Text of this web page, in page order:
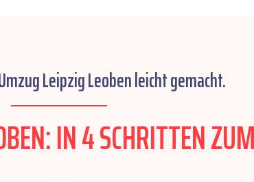
Leipzig Leoben leicht gemacht.
IN 4 SCHRITTEN